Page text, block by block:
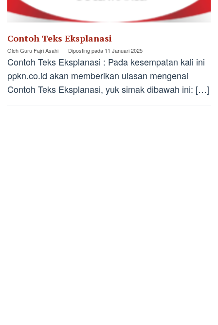
Contoh Teks Eksplanasi
OlehGuru Fajri Asahi Diposting pada 11 Januari 2025
Contoh Teks Eksplanasi : Pada kesempatan kali ini
ppkn.co.id akan memberikan ulasan mengenai
Contoh Teks Eksplanasi, yuk simak dibawah ini: […]